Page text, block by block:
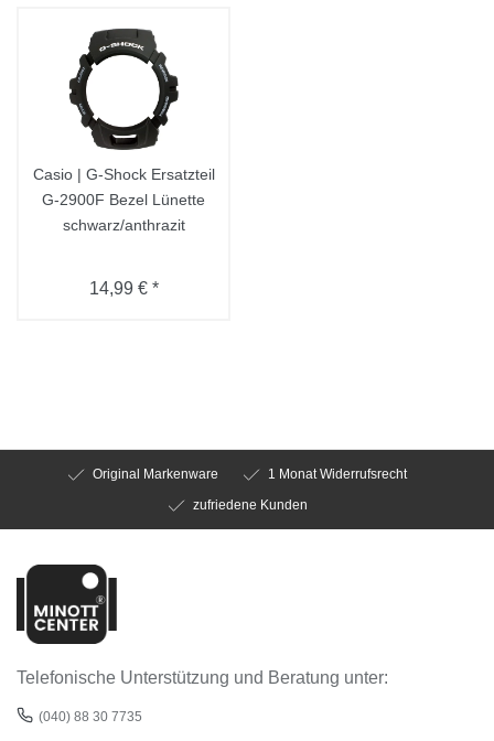
Casio | G-Shock Ersatzteil
G-2900F Bezel Lünette
schwarz/anthrazit
14,99 € *
Original Markenware
1 Monat Widerrufsrecht
zufriedene Kunden
Telefonische Unterstützung und Beratung unter:
(040) 88 30 7735